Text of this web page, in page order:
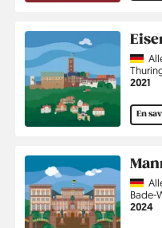
Région
Année
2021
En
Région
Bade-
Année
2024